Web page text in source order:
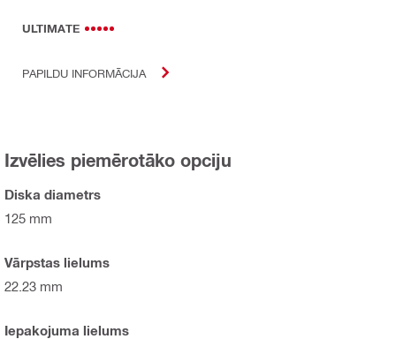
ULTIMATE
PAPILDU INFORMĀCIJA
Izvēlies piemērotāko opciju
Diska diametrs
125 mm
Vārpstas lielums
22.23 mm
Iepakojuma lielums